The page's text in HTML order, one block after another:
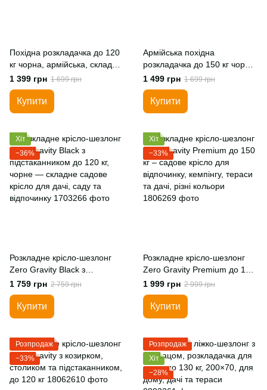
Похідна розкладачка до 120
кг чорна, армійська, складне
туристичне ліжко для
кемпінгу
1 399 грн 1 699 грн
Купити
Армійська похідна
розкладачка до 150 кг чорна,
туристичне складне ліжко
для кемпінгу, риболовлі,
полювання
1 499 грн 1 699 грн
Купити
Хіт
−36%
Розкладне крісло-шезлонг
Zero Gravity Black з
підстаканником до 120 кг,
чорне — складне садове
крісло для дачі, саду та
відпочинку
1 759 грн 2 759 грн
Купити
Хіт
−33%
Розкладне крісло-шезлонг
Zero Gravity Premium до 150
кг – садове крісло для
відпочинку, кемпінгу, тераси
та дачі, різні кольори
1 999 грн 2 999 грн
Купити
Розпродаж
−33%
Розпродаж
Хіт
−28%